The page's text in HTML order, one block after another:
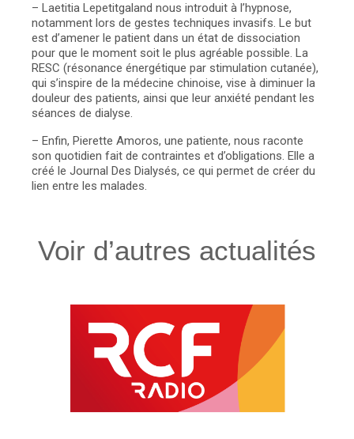
– Laetitia Lepetitgaland nous introduit à l’hypnose,
notamment lors de gestes techniques invasifs. Le but
est d’amener le patient dans un état de dissociation
pour que le moment soit le plus agréable possible. La
RESC (résonance énergétique par stimulation cutanée),
qui s’inspire de la médecine chinoise, vise à diminuer la
douleur des patients, ainsi que leur anxiété pendant les
séances de dialyse.
– Enfin, Pierette Amoros, une patiente, nous raconte
son quotidien fait de contraintes et d’obligations. Elle a
créé le Journal Des Dialysés, ce qui permet de créer du
lien entre les malades.
Voir d’autres actualités